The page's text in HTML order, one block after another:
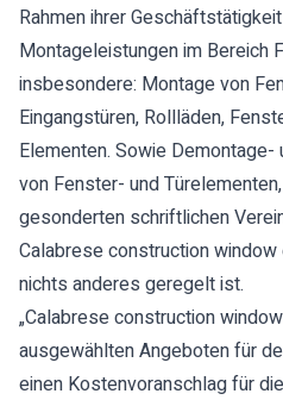
Rahmen ihrer
Montageleistungen im Bereich
insbesondere: Montage von
Eingangstüren, Rollläden,
Elementen. Sowie
von Fenster- und
gesonderten schriftlichen
Calabrese construction
nichts anderes geregelt ist.
„Calabrese construction
ausgewählten Angeboten für
einen Kostenvoranschlag für